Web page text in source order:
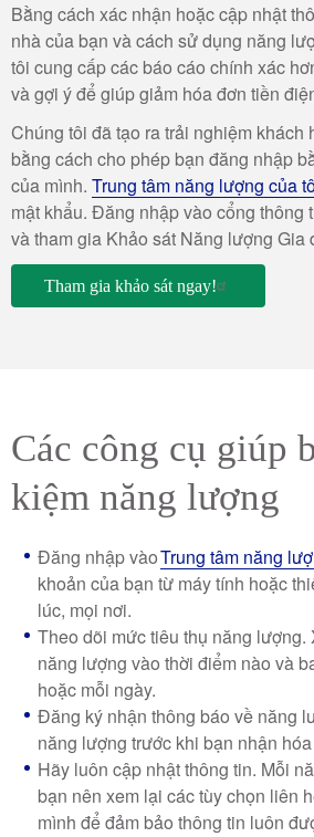
Bằng cách xác nhận hoặc cập nhật
nhà của bạn và cách sử dụng năng
tôi cung cấp các báo cáo chính xác
và gợi ý để giúp giảm hóa đơn tiền
Chúng tôi đã tạo ra trải nghiệm khách
bằng cách cho phép bạn đăng nhập
của mình. Trung tâm năng lượng của
mật khẩu. Đăng nhập vào cổng thông
và tham gia Khảo sát Năng lượng Gia
Tham gia khảo sát ngay!
Các công cụ giúp
kiệm năng lượng
Đăng nhập vàoTrung tâm năng
khoản của bạn từ máy tính hoặc
lúc, mọi nơi.
Theo dõi mức tiêu thụ năng lượng.
năng lượng vào thời điểm nào và
hoặc mỗi ngày.
Đăng ký nhận thông báo về năng
năng lượng trước khi bạn nhận
Hãy luôn cập nhật thông tin. Mỗi
bạn nên xem lại các tùy chọn liên
mình để đảm bảo thông tin luôn